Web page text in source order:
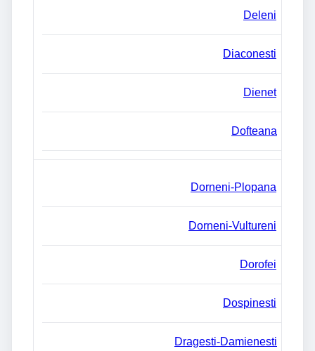
Deleni
Diaconesti
Dienet
Dofteana
Dorneni-Plopana
Dorneni-Vultureni
Dorofei
Dospinesti
Dragesti-Damienesti